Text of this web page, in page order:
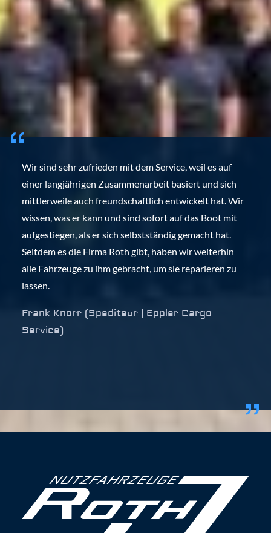
Wir sind sehr zufrieden mit dem Service, weil es auf
einer langjährigen Zusammenarbeit basiert und sich
mittlerweile auch freundschaftlich entwickelt hat. Wir
wissen, was er kann und sind sofort auf das Boot mit
aufgestiegen, als er sich selbstständig gemacht hat.
Seitdem es die Firma Roth gibt, haben wir weiterhin
alle Fahrzeuge zu ihm gebracht, um sie reparieren zu
lassen.
Frank Knorr (Spediteur | Eppler Cargo
Service)